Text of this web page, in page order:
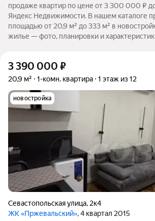
продаже квартир по цене от 3 300 000 ₽
Яндекс Недвижимости. В нашем каталоге
площадью от 20,9 м² до 333 м² в
жилье — фото, планировки и
3 390 000 ₽
20,9 м² 1-комн. квартира 1 этаж из 12
новостройка
Севастопольская улица, 2к4
ЖК «Пржевальский», 4 квартал 2015